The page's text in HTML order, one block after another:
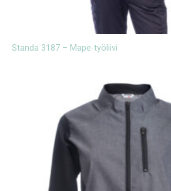
Standa 3187 – Mape-työliivi